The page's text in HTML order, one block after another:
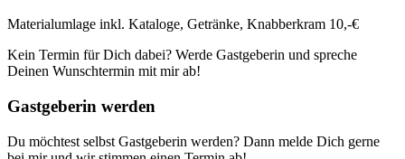
Materialumlage inkl. Kataloge, Getränke, Knabberkram 10,-€
Kein Termin für Dich dabei? Werde Gastgeberin und spreche
Deinen Wunschtermin mit mir ab!
Gastgeberin werden
Du möchtest selbst Gastgeberin werden? Dann melde Dich gerne